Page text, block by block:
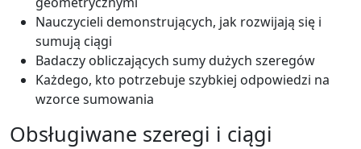
Nauczycieli demonstrujących, jak rozwijają się i
sumują ciągi
Badaczy obliczających sumy dużych szeregów
Każdego, kto potrzebuje szybkiej odpowiedzi na
wzorce sumowania
Obsługiwane szeregi i ciągi